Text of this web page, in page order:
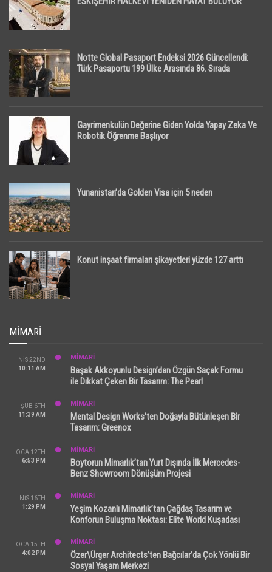
Notte Global Pasaport Endeksi 2026 Güncellendi:
Türk Pasaportu 199 Ülke Arasında 86. Sırada
Gayrimenkulün Değerine Giden Yolda Yapay Zeka Ve
Robotik Öğrenme Başlıyor
Yunanistan’da Golden Visa için 5 neden
Konut inşaat firmaları şikayetleri yüzde 127 arttı
MIMARI
NIS 22ND
10:11 AM
MİMARİ
Başak Akkoyunlu Design’dan Özgün Saçak Formu
ile Dikkat Çeken Bir Tasarım: The Pearl
ŞUB 6TH
11:39 AM
MİMARİ
Mental Design Works’ten Doğayla Bütünleşen Bir
Tasarım: Greenox
OCA 12TH
6:53 PM
MİMARİ
Boytorun Mimarlık’tan Yurt Dışında İlk Mercedes-
Benz Showroom Dönüşüm Projesi
NIS 16TH
1:29 PM
MİMARİ
Yeşim Kozanlı Mimarlık’tan Çağdaş Tasarım ve
Konforun Buluşma Noktası: Elite World Kuşadası
OCA 15TH
4:02 PM
MİMARİ
Özer\Ürger Architects’ten Bağcılar’da Çok Yönlü Bir
Sosyal Yaşam Merkezi